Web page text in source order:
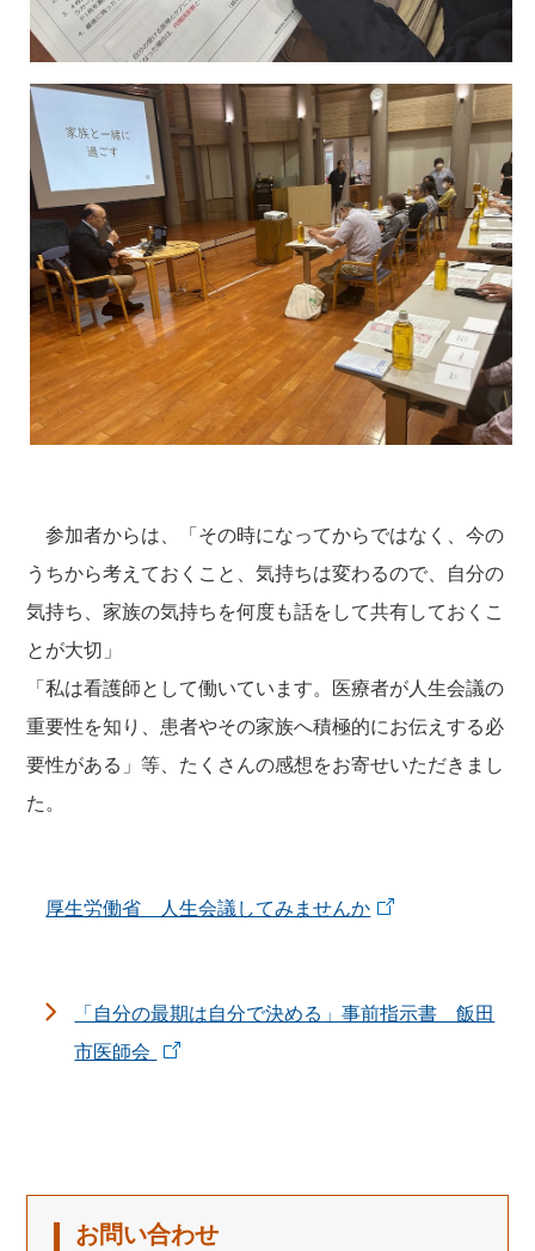
参加者からは、「その時になってからではなく、今の
うちから考えておくこと、気持ちは変わるので、自分の
気持ち、家族の気持ちを何度も話をして共有しておくこ
とが大切」
「私は看護師として働いています。医療者が人生会議の
重要性を知り、患者やその家族へ積極的にお伝えする必
要性がある」等、たくさんの感想をお寄せいただきまし
た。
厚生労働省 人生会議してみませんか
「自分の最期は自分で決める」事前指示書 飯田
市医師会
お問い合わせ